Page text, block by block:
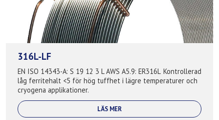
316L-LF
EN ISO 14343-A: S 19 12 3 L AWS A5.9: ER316L Kontrollerad
låg ferritehalt <5 för hög tuffhet i lägre temperaturer och
cryogena applikationer.
LÄS MER